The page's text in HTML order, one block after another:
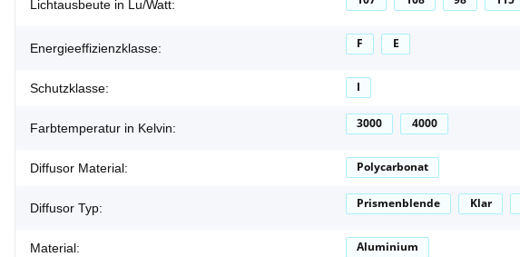
Lichtausbeute in Lu/Watt:
Energieeffizienzklasse: F E
Schutzklasse: I
Farbtemperatur in Kelvin: 3000 4000
Diffusor Material: Polycarbonat
Diffusor Typ: Prismenblende Klar
Material: Aluminium